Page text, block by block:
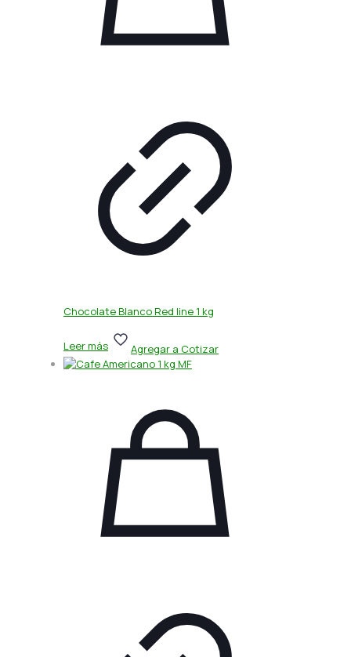
Chocolate Blanco Red line 1 kg
Leer más Agregar a Cotizar